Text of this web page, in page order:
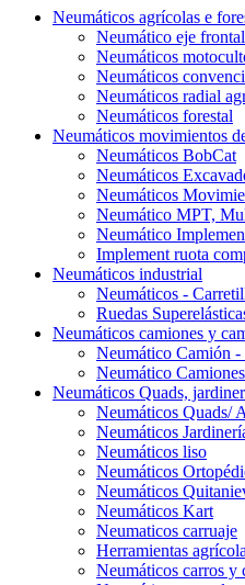
Neumáticos agrícolas e
Neumático eje
Neumáticos
Neumáticos
Neumáticos radial
Neumáticos forestal
Neumáticos movimientos
Neumáticos BobCat
Neumáticos
Neumáticos
Neumático MPT,
Neumático
Implement ruota
Neumáticos industrial
Neumáticos -
Ruedas
Neumáticos camiones y
Neumático Camión -
Neumático
Neumáticos Quads,
Neumáticos Quads/
Neumáticos
Neumáticos liso
Neumáticos
Neumáticos
Neumáticos Kart
Neumaticos carruaje
Herramientas
Neumáticos carros y